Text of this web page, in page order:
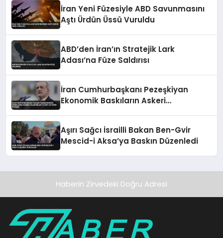
İran Yeni Füzesiyle ABD Savunmasını
Aştı Ürdün Üssü Vuruldu
ABD’den İran’ın Stratejik Lark
Adası’na Füze Saldırısı
İran Cumhurbaşkanı Pezeşkiyan
Ekonomik Baskıların Askeri
Aşırı Sağcı İsrailli Bakan Ben-Gvir
Mescid-i Aksa’ya Baskın Düzenledi
Haberin Zirvedeki Doğru Adresi